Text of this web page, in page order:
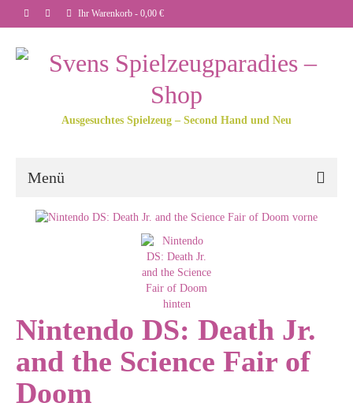
Ihr Warenkorb - 0,00 €
Ausgesuchtes Spielzeug – Second Hand und Neu
Menü
Nintendo DS: Death Jr.
and the Science Fair of
Doom